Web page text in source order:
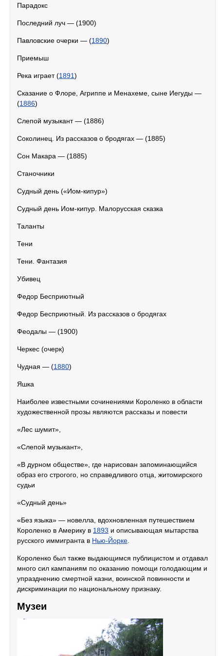
Парадокс
Последний луч — (1900)
Павловские очерки — (1890)
Приемыш
Река играет (1891)
Сказание о Флоре, Агриппе и Менахеме, сыне Иегуды —
(1886)
Слепой музыкант — (1886)
Соколинец. Из рассказов о бродягах — (1885)
Сон Макара — (1885)
Станочники
Судный день («Иом-кипур»)
Судный день Иом-кипур. Малорусская сказка
Таланты
Тени
Тени. Фантазия
Убивец
Федор Бесприютный
Федор Бесприютный. Из рассказов о бродягах
Феодалы — (1900)
Черкес (очерк)
Чудная — (1880)
Яшка
Наиболее известными сочинениями Короленко в области
художественной прозы являются рассказы и повести
«Лес шумит»,
«Слепой музыкант»,
«В дурном обществе», где нарисован запоминающийся
образ его строгого, но справедливого отца, житомирского
судьи
«Судный день»
«Без языка» — новелла, вдохновленная путешествием
Короленко в Америку в 1893 и описывающая мытарства
русского иммигранта в Нью-Йорке
Короленко был также выдающимся публицистом и отдавал
много сил кампаниям по оказанию помощи голодающим и
упразднению смертной казни, воинской повинности и
дискриминации по национальному признаку.
Музеи